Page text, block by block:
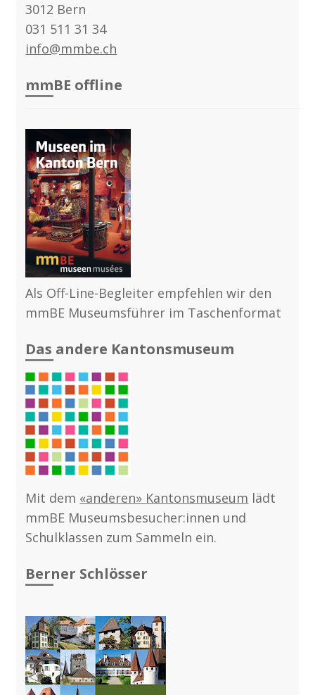
3012 Bern
031 511 31 34
info@mmbe.ch
mmBE offline
Als Off-Line-Begleiter empfehlen wir den
mmBE Museumsführer im Taschenformat
Das andere Kantonsmuseum
Mit dem «anderen» Kantonsmuseum lädt
mmBE Museumsbesucher:innen und
Schulklassen zum Sammeln ein.
Berner Schlösser